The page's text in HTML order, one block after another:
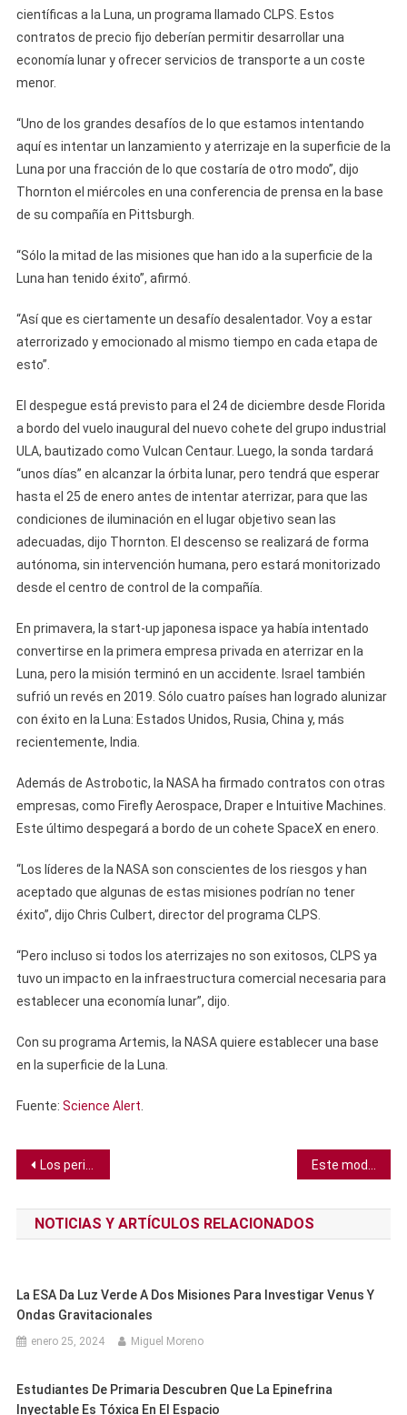
científicas a la Luna, un programa llamado CLPS. Estos
contratos de precio fijo deberían permitir desarrollar una
economía lunar y ofrecer servicios de transporte a un coste
menor.
“Uno de los grandes desafíos de lo que estamos intentando
aquí es intentar un lanzamiento y aterrizaje en la superficie de la
Luna por una fracción de lo que costaría de otro modo”, dijo
Thornton el miércoles en una conferencia de prensa en la base
de su compañía en Pittsburgh.
“Sólo la mitad de las misiones que han ido a la superficie de la
Luna han tenido éxito”, afirmó.
“Así que es ciertamente un desafío desalentador. Voy a estar
aterrorizado y emocionado al mismo tiempo en cada etapa de
esto”.
​El despegue está previsto para el 24 de diciembre desde Florida
a bordo del vuelo inaugural del nuevo cohete del grupo industrial
ULA, bautizado como Vulcan Centaur. Luego, la sonda tardará
“unos días” en alcanzar la órbita lunar, pero tendrá que esperar
hasta el 25 de enero antes de intentar aterrizar, para que las
condiciones de iluminación en el lugar objetivo sean las
adecuadas, dijo Thornton. El descenso se realizará de forma
autónoma, sin intervención humana, pero estará monitorizado
desde el centro de control de la compañía.
​En primavera, la start-up japonesa ispace ya había intentado
convertirse en la primera empresa privada en aterrizar en la
Luna, pero la misión terminó en un accidente. Israel también
sufrió un revés en 2019. Sólo cuatro países han logrado alunizar
con éxito en la Luna: Estados Unidos, Rusia, China y, más
recientemente, India.
​Además de Astrobotic, la NASA ha firmado contratos con otras
empresas, como Firefly Aerospace, Draper e Intuitive Machines.
Este último despegará a bordo de un cohete SpaceX en enero.
“Los líderes de la NASA son conscientes de los riesgos y han
aceptado que algunas de estas misiones podrían no tener
éxito”, dijo Chris Culbert, director del programa CLPS.
“Pero incluso si todos los aterrizajes no son exitosos, CLPS ya
tuvo un impacto en la infraestructura comercial necesaria para
establecer una economía lunar”, dijo.
​Con su programa Artemis, la NASA quiere establecer una base
en la superficie de la Luna.
Fuente: Science Alert
Navegación
de
entradas
Los periquitos europeos han desarrollado sus propios dialectos como los humanos
NOTICIAS Y ARTÍCULOS RELACIONADOS
La ESA Da Luz Verde A Dos Misiones Para Investigar Venus Y
Ondas Gravitacionales
enero 25, 2024 Miguel Moreno
Estudiantes De Primaria Descubren Que La Epinefrina
Inyectable Es Tóxica En El Espacio